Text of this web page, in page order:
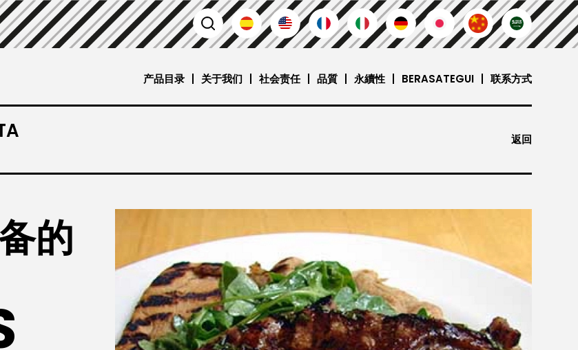
产品目录 关于我们 社会责任 品質 永續性 BERASATEGUI 联系方式
返回
的